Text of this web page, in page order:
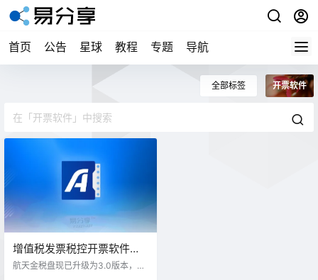
首页 公告 星球 教程 专题 导航
全部标签 开票软件
增值税发票税控开票软件
（金税盘版
航天金税盘现已升级为3.0版本，3.